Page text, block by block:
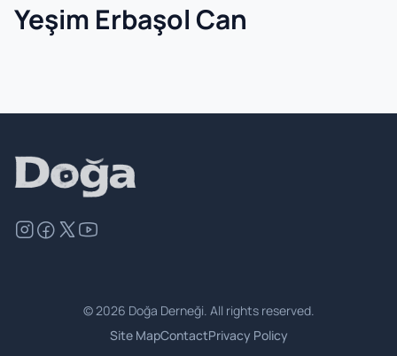
Yeşim Erbaşol Can
©2026 Doğa Derneği. All rights reserved.
Site MapContactPrivacy Policy